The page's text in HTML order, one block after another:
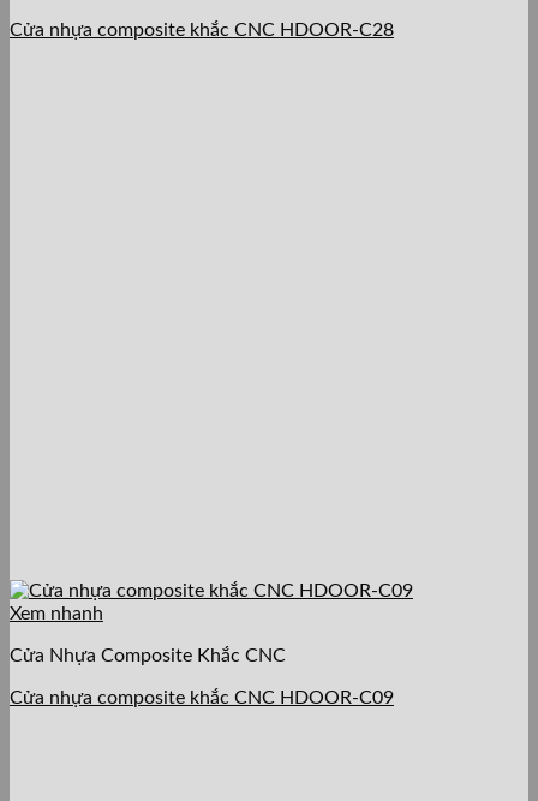
Cửa nhựa composite khắc CNC HDOOR-C28
Xem nhanh
Cửa Nhựa Composite Khắc CNC
Cửa nhựa composite khắc CNC HDOOR-C09